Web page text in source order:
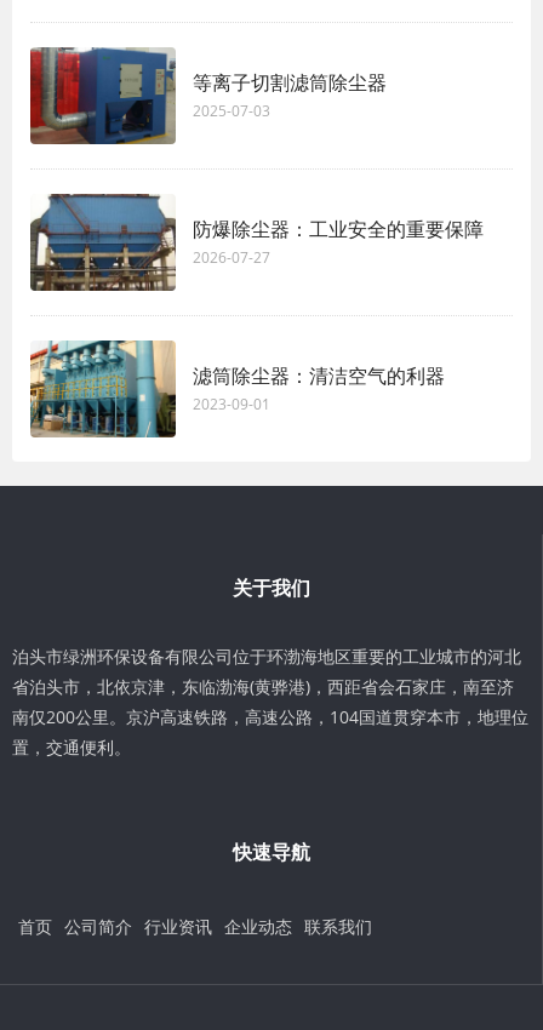
等离子切割滤筒除尘器
2025-07-03
防爆除尘器：工业安全的重要保障
2026-07-27
滤筒除尘器：清洁空气的利器
2023-09-01
关于我们
泊头市绿洲环保设备有限公司位于环渤海地区重要的工业城市的河北
省泊头市，北依京津，东临渤海(黄骅港)，西距省会石家庄，南至济
南仅200公里。京沪高速铁路，高速公路，104国道贯穿本市，地理位
置，交通便利。
快速导航
首页 公司简介 行业资讯 企业动态 联系我们